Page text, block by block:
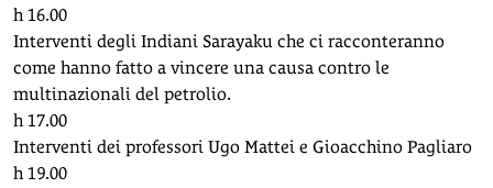
h 16.00
Interventi degli Indiani Sarayaku che ci racconteranno
come hanno fatto a vincere una causa contro le
multinazionali del petrolio.
h 17.00
Interventi dei professori Ugo Mattei e Gioacchino Pagliaro
h 19.00